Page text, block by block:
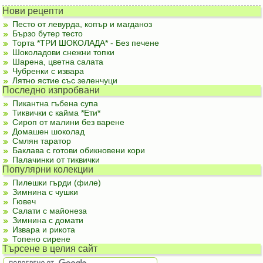
Нови рецепти
Песто от левурда, копър и магданоз
Бързо бутер тесто
Торта *ТРИ ШОКОЛАДА* - Без печене
Шоколадови снежни топки
Шарена, цветна салата
Чубренки с извара
Лятно ястие със зеленчуци
Последно изпробвани
Пикантна гъбена супа
Тиквички с кайма *Ети*
Сироп от малини без варене
Домашен шоколад
Смлян таратор
Баклава с готови обикновени кори
Палачинки от тиквички
Популярни колекции
Пилешки гърди (филе)
Зимнина с чушки
Гювеч
Салати с майонеза
Зимнина с домати
Извара и рикота
Топено сирене
Търсене в целия сайт